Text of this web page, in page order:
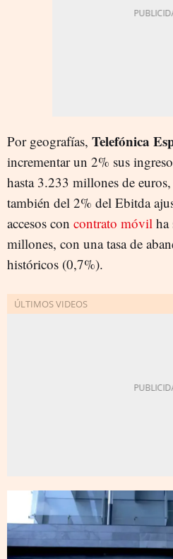
Por geografías, Telefónica
incrementar un 2% sus
hasta 3.233 millones de
también del 2% del Ebitda
accesos con contrato móvil ha
millones, con una tasa de
históricos (0,7%).